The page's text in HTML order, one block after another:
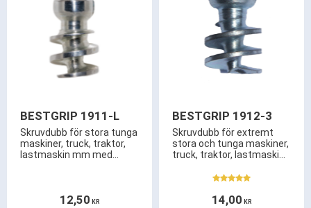
BESTGRIP 1911-L
Skruvdubb för stora tunga
maskiner, truck, traktor,
lastmaskin mm med
12,50 KR
BESTGRIP 1912-3
Skruvdubb för extremt
stora och tunga maskiner,
truck, traktor, lastmaskin
istället för snökedjor.
endast ca 15,5mm
14,00 KR